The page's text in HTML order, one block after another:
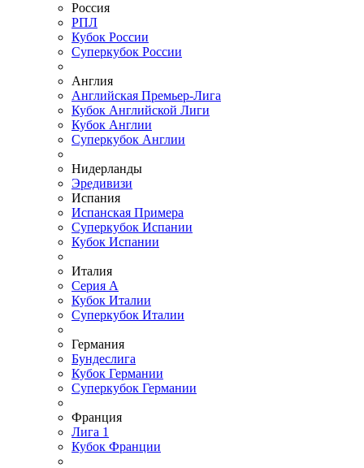
Россия
РПЛ
Кубок России
Суперкубок России
Англия
Английская Премьер-Лига
Кубок Английской Лиги
Кубок Англии
Суперкубок Англии
Нидерланды
Эредивизи
Испания
Испанская Примера
Суперкубок Испании
Кубок Испании
Италия
Серия А
Кубок Италии
Суперкубок Италии
Германия
Бундеслига
Кубок Германии
Суперкубок Германии
Франция
Лига 1
Кубок Франции